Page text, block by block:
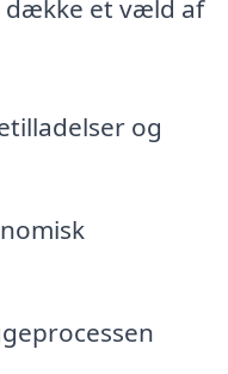
dække et væld af
og